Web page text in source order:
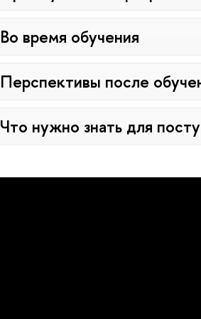
Во время обучения
Перспективы после
Что нужно знать для